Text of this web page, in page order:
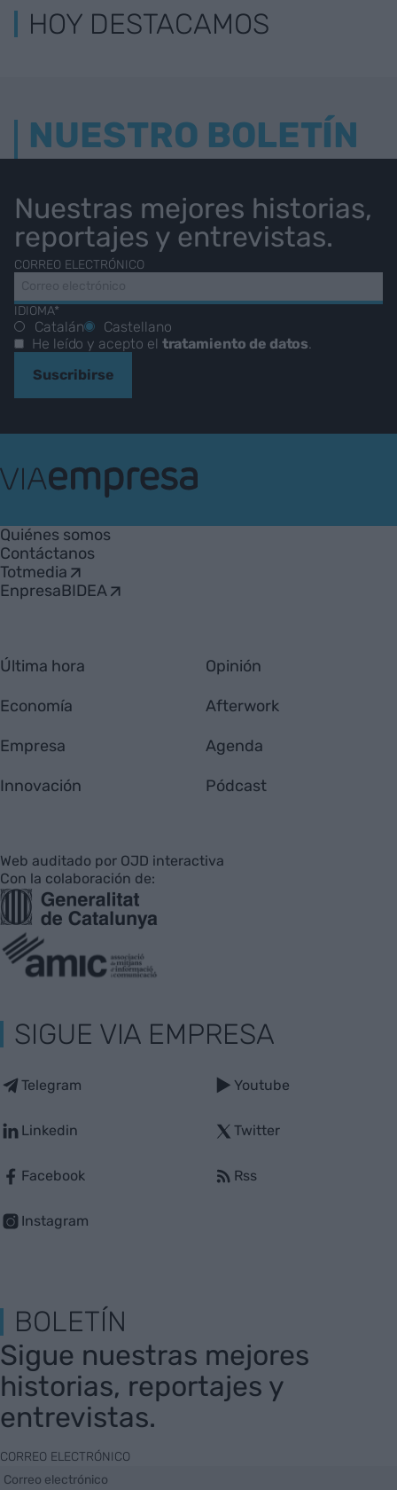
HOY DESTACAMOS
NUESTRO BOLETÍN
Nuestras mejores historias,
reportajes y entrevistas.
CORREO ELECTRÓNICO
IDIOMA*
Catalán
Castellano
He leído y acepto el tratamiento de datos.
Suscribirse
Empresa
Quiénes somos
Contáctanos
Totmedia
EnpresaBIDEA
Última hora
Economía
Empresa
Innovación
Opinión
Afterwork
Agenda
Pódcast
Web auditado por OJD interactiva
Con la colaboración de:
SIGUE VIA EMPRESA
Telegram
Linkedin
Facebook
Instagram
Youtube
Twitter
Rss
BOLETÍN
Sigue nuestras mejores
historias, reportajes y
entrevistas.
CORREO ELECTRÓNICO